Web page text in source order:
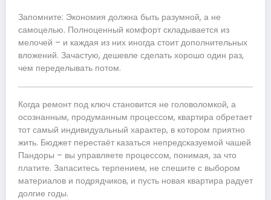
Запомните: Экономия должна быть разумной, а не
самоцелью. Полноценный комфорт складывается из
мелочей – и каждая из них иногда стоит дополнительных
вложений. Зачастую, дешевле сделать хорошо один раз,
чем переделывать потом.
Когда ремонт под ключ становится не головоломкой, а
осознанным, продуманным процессом, квартира обретает
тот самый индивидуальный характер, в котором приятно
жить. Бюджет перестаёт казаться непредсказуемой чашей
Пандоры – вы управляете процессом, понимая, за что
платите. Запаситесь терпением, не спешите с выбором
материалов и подрядчиков, и пусть новая квартира радует
долгие годы.